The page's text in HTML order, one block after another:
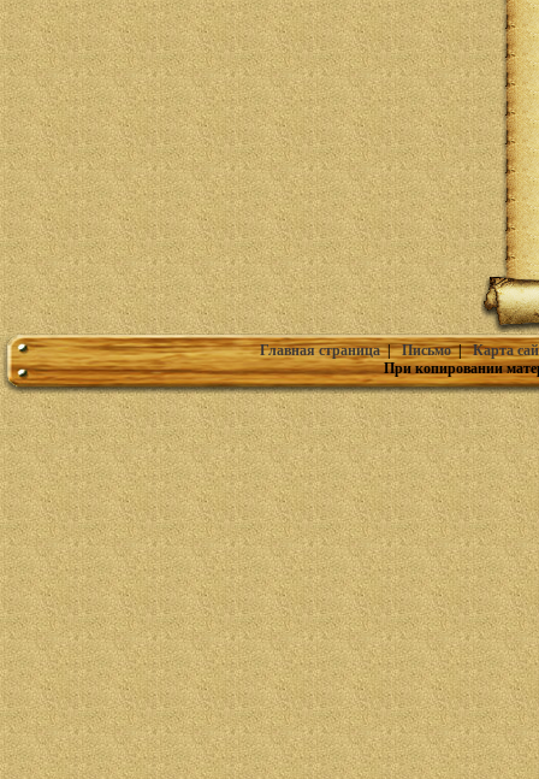
Главная страница|Письмо|Карта
При копировании